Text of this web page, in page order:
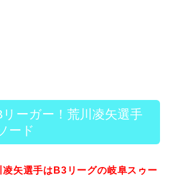
ーガー！荒川凌矢選手
ード
凌矢選手はB3リーグの岐阜スゥー